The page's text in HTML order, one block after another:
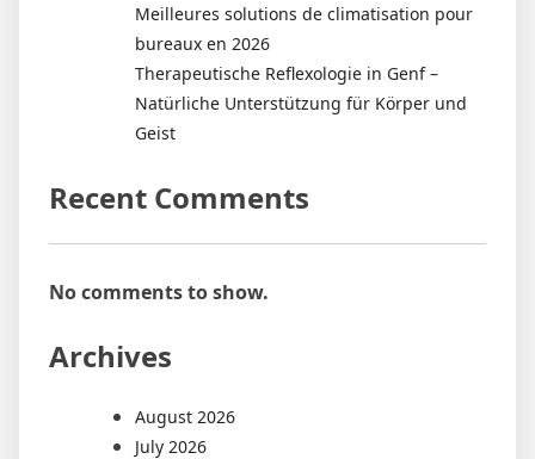
Meilleures solutions de climatisation pour
bureaux en 2026
Therapeutische Reflexologie in Genf –
Natürliche Unterstützung für Körper und
Geist
Recent Comments
No comments to show.
Archives
August 2026
July 2026